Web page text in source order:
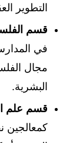
التطوير
قسم
في
مجال
البشرية.
قسم علم
كمعالجين